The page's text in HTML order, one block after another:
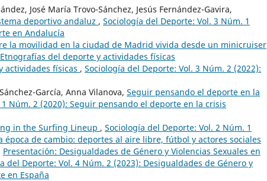
José María Trovo-Sánchez, Jesús Fernández-Gavira,
deportivo andaluz , Sociología del Deporte: Vol. 3 Núm. 1
en Andalucía
la movilidad en la ciudad de Madrid vivida desde un minicruiser
del deporte y actividades físicas
actividades físicas , Sociología del Deporte: Vol. 3 Núm. 2 (2022):
García, Anna Vilanova, Seguir pensando el deporte en la
Núm. 2 (2020): Seguir pensando el deporte en la crisis
in the Surfing Lineup , Sociología del Deporte: Vol. 2 Núm. 1
época de cambio: deportes al aire libre, fútbol y actores sociales
Presentación: Desigualdades de Género y Violencias Sexuales en
del Deporte: Vol. 4 Núm. 2 (2023): Desigualdades de Género y
en España